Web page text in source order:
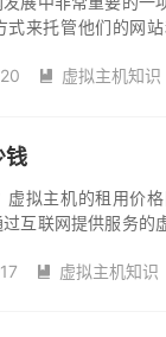
来托管他们的网
 虚拟主机知识
钱
虚拟主机的租用价
互联网提供服务的
 虚拟主机知识